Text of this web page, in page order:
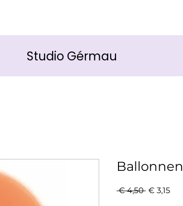
Studio Gérmau
€ 4,50 Normale
€ 3,15